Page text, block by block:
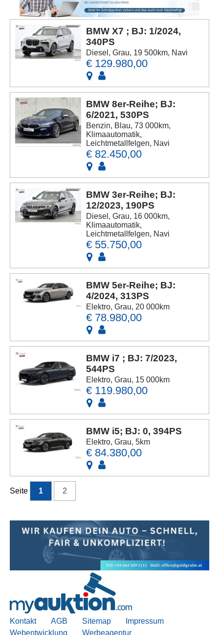
BMW X7 ; BJ: 1/2024,
340PS
Diesel, Grau, 19 500km, Navi
€ 129.980,00
BMW 8er-Reihe; BJ:
6/2021, 530PS
Benzin, Blau, 73 000km,
Klimaautomatik,
Leichtmetallfelgen, Navi
€ 82.450,00
BMW 3er-Reihe; BJ:
12/2023, 190PS
Diesel, Grau, 16 000km,
Klimaautomatik,
Leichtmetallfelgen, Navi
€ 55.750,00
BMW 5er-Reihe; BJ:
4/2024, 313PS
Elektro, Grau, 20 000km
€ 78.980,00
BMW i7 ; BJ: 7/2023,
544PS
Elektro, Grau, 15 000km
€ 119.980,00
BMW i5; BJ: 0, 394PS
Elektro, Grau, 5km
€ 84.380,00
Seite 1 2
Kontakt AGB Sitemap
Impressum
Webentwicklung
Werbeagentur